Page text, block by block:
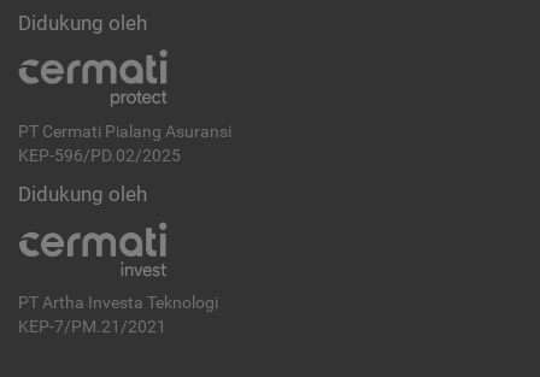
Didukung oleh
PT Cermati Pialang Asuransi
KEP-596/PD.02/2025
Didukung oleh
PT Artha Investa Teknologi
KEP-7/PM.21/2021